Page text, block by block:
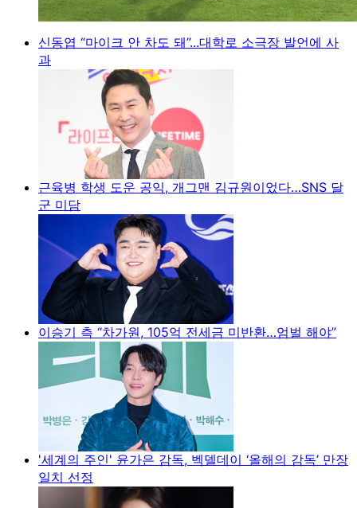
신동엽 “마이크 안 차도 돼”...대학로 소극장 발언에 사
과
근육병 학생 도운 공익, 개그맨 김규원이었다…SNS 달
군 미담
이승기 측 “차가원, 105억 전세금 미반환…엄벌 해야”
'세계의 주인' 윤가은 감독, 벡델데이 ‘올해의 감독’ 만장
일치 선정